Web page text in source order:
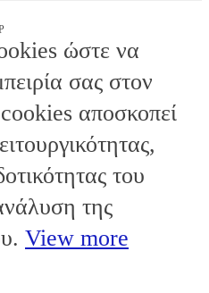
ώστε να
σας στον
αποσκοπεί
του
της
View more